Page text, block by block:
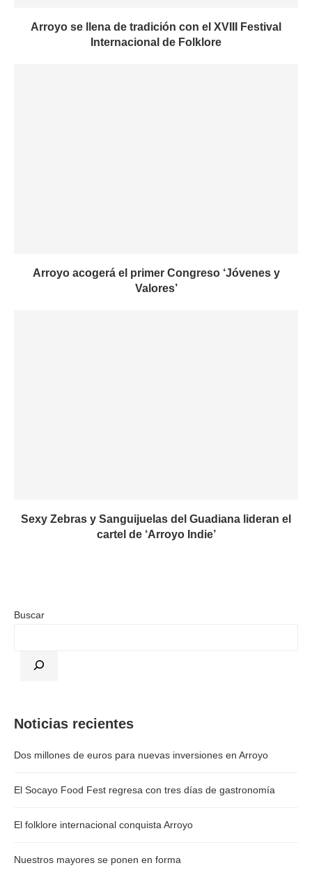
Arroyo se llena de tradición con el XVIII Festival
Internacional de Folklore
Arroyo acogerá el primer Congreso ‘Jóvenes y
Valores’
Sexy Zebras y Sanguijuelas del Guadiana lideran el
cartel de ‘Arroyo Indie’
Buscar
Noticias recientes
Dos millones de euros para nuevas inversiones en Arroyo
El Socayo Food Fest regresa con tres días de gastronomía
El folklore internacional conquista Arroyo
Nuestros mayores se ponen en forma